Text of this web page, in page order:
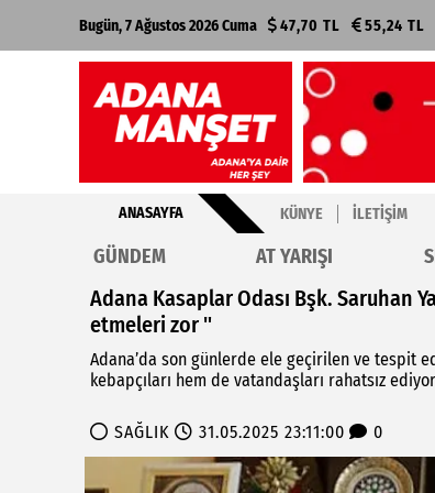
Bugün, 7 Ağustos 2026 Cuma 47,70 TL 55,24 TL
ANASAYFA KÜNYE İLETIŞIM
GÜNDEM AT YARIŞI
Adana Kasaplar Odası Bşk. Saruhan
etmeleri zor "
Adana’da son günlerde ele geçirilen ve tespit
kebapçıları hem de vatandaşları rahatsız ediyor
SAĞLIK 31.05.2025 23:11:00 0